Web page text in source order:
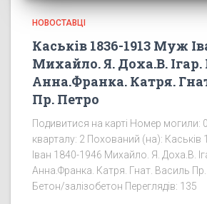
НОВОСТАВЦІ
Каськів 1836-1913 Муж
Михайло. Я. Доха.В.
Анна.Франка. Катря.
Пр. Петро
Подивитися на карті Номер могили:
кварталу: 2 Похований (на):
Іван 1840-1946 Михайло. Я. Доха.В.
Анна.Франка. Катря. Гнат. Василь
Бетон/залізобетон Переглядів: 135